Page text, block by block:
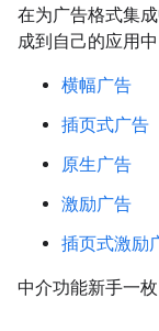
在为广告格式集
成到自己的应用中
横幅广告
插页式广告
原生广告
激励广告
插页式激励
中介功能新手一